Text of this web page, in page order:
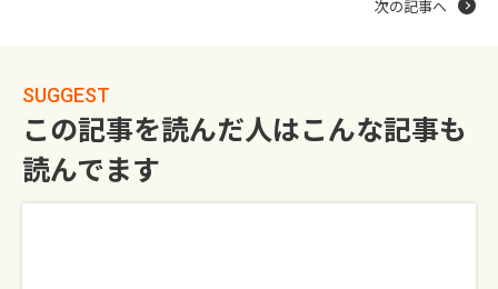
次の記事へ
SUGGEST
この記事を読んだ人はこんな記事も
読んでます